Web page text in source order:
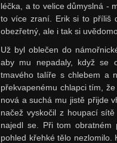
léčka, a to velice důmyslná -
to více zraní. Erik si to příliš
obezřetný, ale i tak si
Už byl oblečen do
aby mu nepadaly, když se
tmavého talíře s chlebem a
překvapenému chlapci tím,
nová a suchá mu jistě přijde
načež vyskočil z houpací
najedl se. Při tom obratném
pohled křehké tělo nezlomilo.